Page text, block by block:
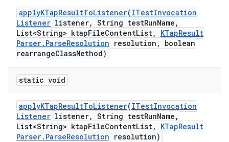
applyKTapResultToListener(ITestInvocation
Listener listener, String testRunName ,
List<String> ktapFileContentList, KTapResult
Parser. ParseResolution resolution ,
boolean
rearrangeClassMethod)
static void
applyKTapResultToListener(ITestInvocation
Listener listener, String testRunName ,
List<String> ktapFileContentList, KTapResult
Parser. ParseResolution resolution)